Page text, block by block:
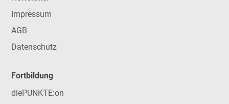
Impressum
AGB
Datenschutz
Fortbildung
diePUNKTE:on